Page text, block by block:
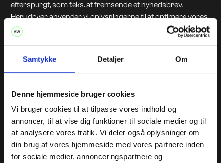
Samtykke Detaljer Om
Denne hjemmeside bruger cookies
Vi bruger cookies til at tilpasse vores indhold og
annoncer, til at vise dig funktioner til sociale medier og til
at analysere vores trafik. Vi deler også oplysninger om
din brug af vores hjemmeside med vores partnere inden
for sociale medier, annonceringspartnere og
efterspurgt, som f.eks. at fremsende et nyhedsbrev.
Herudover anvender vi oplysningerne til at optimere vores
services og indhold.
Periode for opbevaring
Oplysningerne opbevares i det tidsrum, der er tilladt i
længere er nødvendige. Perioden afhænger af karakteren
af oplysningen og baggrunden for opbevaring. Det er
derfor ikke muligt at angive en generel tidsramme for,
hvornår informationer slettes.
Videregivelse af oplysninger